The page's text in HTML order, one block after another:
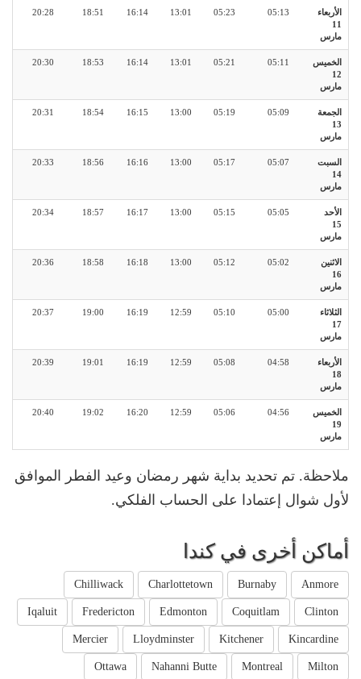
الأربعاء
11
مارس
05:13
05:23
13:01
16:14
18:51
20:28
الخميس
12
مارس
05:11
05:21
13:01
16:14
18:53
20:30
الجمعة
13
مارس
05:09
05:19
13:00
16:15
18:54
20:31
السبت
14
مارس
05:07
05:17
13:00
16:16
18:56
20:33
الأحد
15
مارس
05:05
05:15
13:00
16:17
18:57
20:34
الاثنين
16
مارس
05:02
05:12
13:00
16:18
18:58
20:36
الثلاثاء
17
مارس
05:00
05:10
12:59
16:19
19:00
20:37
الأربعاء
18
مارس
04:58
05:08
12:59
16:19
19:01
20:39
الخميس
19
مارس
04:56
05:06
12:59
16:20
19:02
20:40
ملاحظة. تم تحديد بداية شهر رمضان وعيد الفطر الموافق
لأول شوال إعتمادا على الحساب الفلكي.
أماكن أخرى في كندا
Anmore
Burnaby
Charlottetown
Chilliwack
Clinton
Coquitlam
Edmonton
Fredericton
Iqaluit
Kincardine
Kitchener
Lloydminster
Mercier
Milton
Montreal
Nahanni Butte
Ottawa